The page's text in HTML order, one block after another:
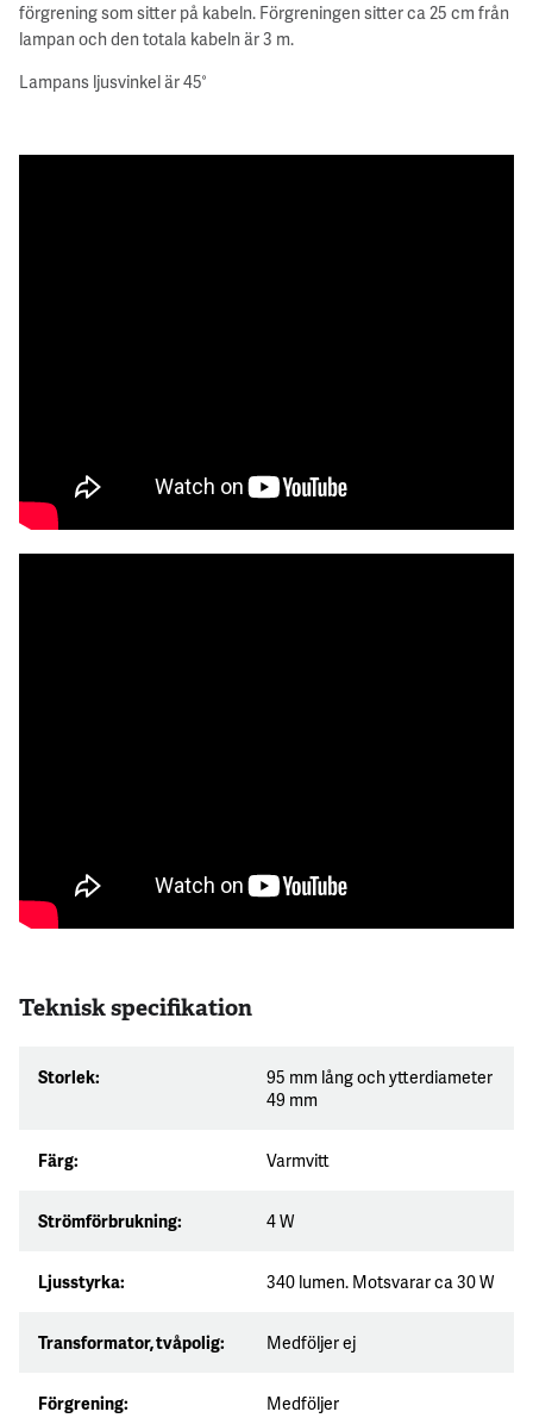
förgrening som sitter på kabeln. Förgreningen sitter ca 25 cm från
lampan och den totala kabeln är 3 m.
Lampans ljusvinkel är 45°
Teknisk specifikation
Storlek:
95 mm lång och ytterdiameter
49 mm
Färg: Varmvitt
Strömförbrukning: 4 W
Ljusstyrka: 340 lumen. Motsvarar ca 30 W
Transformator, tvåpolig: Medföljer ej
Förgrening: Medföljer